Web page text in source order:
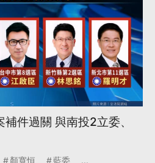
件過關 與南投2立委、
顏寬恒 藍委 ...